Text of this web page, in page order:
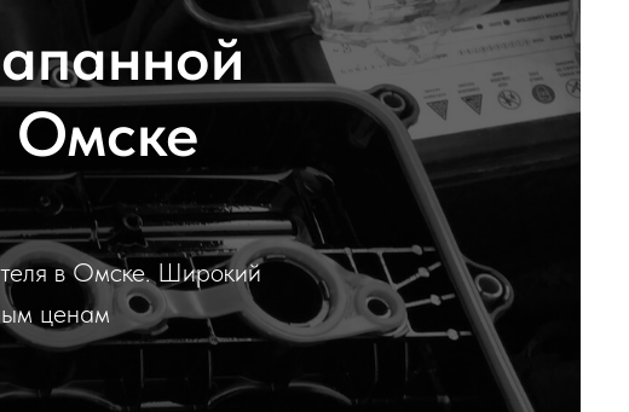
Омске
в Омске. Широкий
ценам